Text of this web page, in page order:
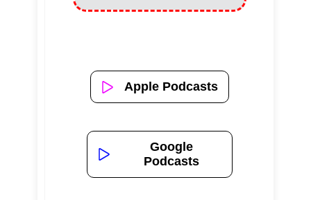
Apple Podcasts
Google
Podcasts